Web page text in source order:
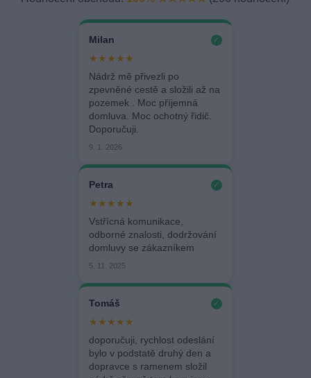
Milan ✓
★★★★★
Nádrž mě přivezli po
zpevněné cestě a složili až na
pozemek . Moc příjemná
domluva. Moc ochotný řidič.
Doporučuji.
9. 1. 2026
Petra ✓
★★★★★
Vstřícná komunikace,
odborné znalosti, dodržování
domluvy se zákazníkem
5. 11. 2025
Tomáš ✓
★★★★★
doporučuji, rychlost odeslání
bylo v podstatě druhý den a
dopravce s ramenem složil